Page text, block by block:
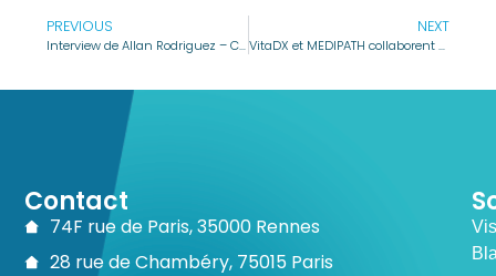
PREVIOUS
Interview de Allan Rodriguez – CEO de VitaDX par Destination Rennes Business
NEXT
VitaDX et MEDIPATH collaborent pour déployer VisioCyt® , une solution innovante de diagnostic précoce du cancer de la vessie
Contact
74F rue de Paris, 35000 Rennes
28 rue de Chambéry, 75015 Paris